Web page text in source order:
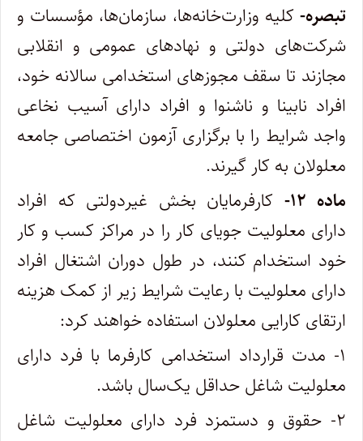
تبصره- کلیه وزارت‌خانه‌ها، سازمان‌ها، مؤسسات و
شرکت‌های دولتی و نهادهای عمومی و انقلابی
مجازند تا سقف مجوزهای استخدامی سالانه خود،
افراد نابینا و ناشنوا‌ و افراد دارای آسیب نخاعی
واجد شرایط را با برگزاری آزمون اختصاصی جامعه
معلولان به کار گیرند.
‌ماده ۱۲-
کارفرمایان بخش غیردولتی که افراد
دارای معلولیت جویای کار را در مراکز کسب و کار
خود استخدام کنند، در طول دوران اشتغال افراد
دارای معلولیت با رعایت شرایط زیر از کمک هزینه
ارتقای کارایی معلولان استفاده خواهند کرد:
۱- مدت قرارداد استخدامی کارفرما با فرد دارای
معلولیت شاغل حداقل یک‌سال باشد.
۲- حقوق و دستمزد فرد دارای معلولیت شاغل